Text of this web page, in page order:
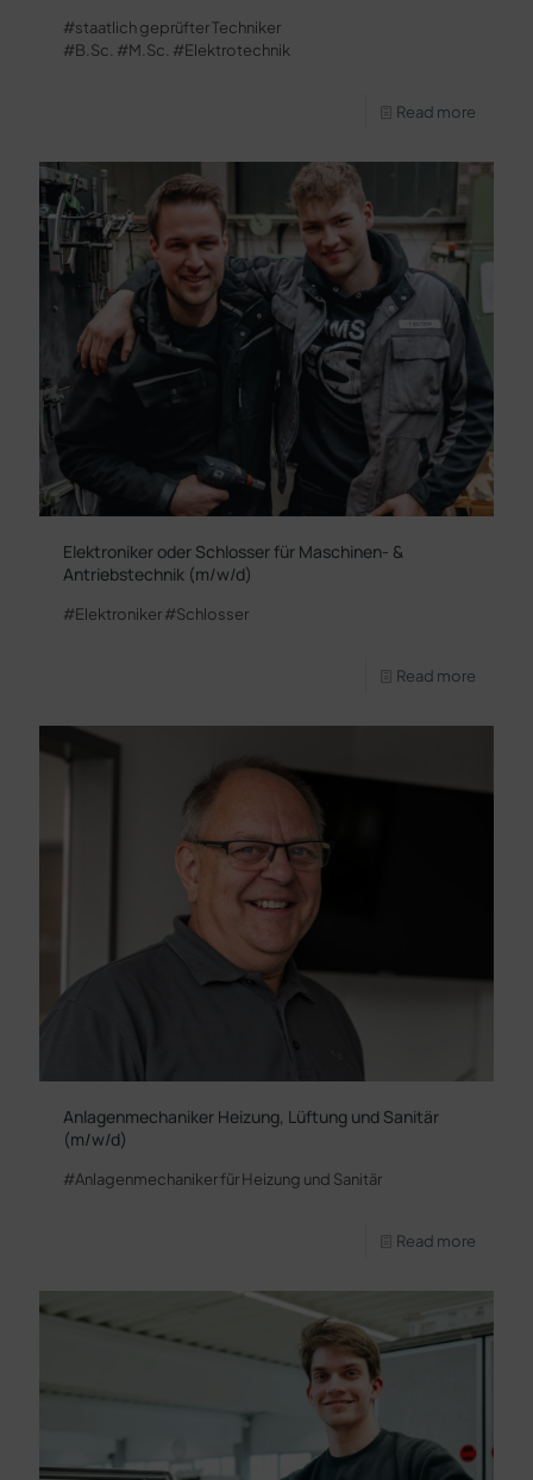
#staatlich geprüfter Techniker
#B.Sc. #M.Sc. #Elektrotechnik
Read more
Elektroniker oder Schlosser für Maschinen- &
Antriebstechnik (m/w/d)
#Elektroniker #Schlosser
Read more
Anlagenmechaniker Heizung, Lüftung und Sanitär
(m/w/d)
#Anlagenmechaniker für Heizung und Sanitär
Read more